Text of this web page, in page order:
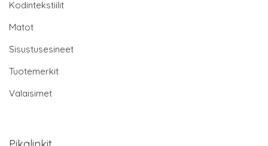
Kodintekstiilit
Matot
Sisustusesineet
Tuotemerkit
Valaisimet